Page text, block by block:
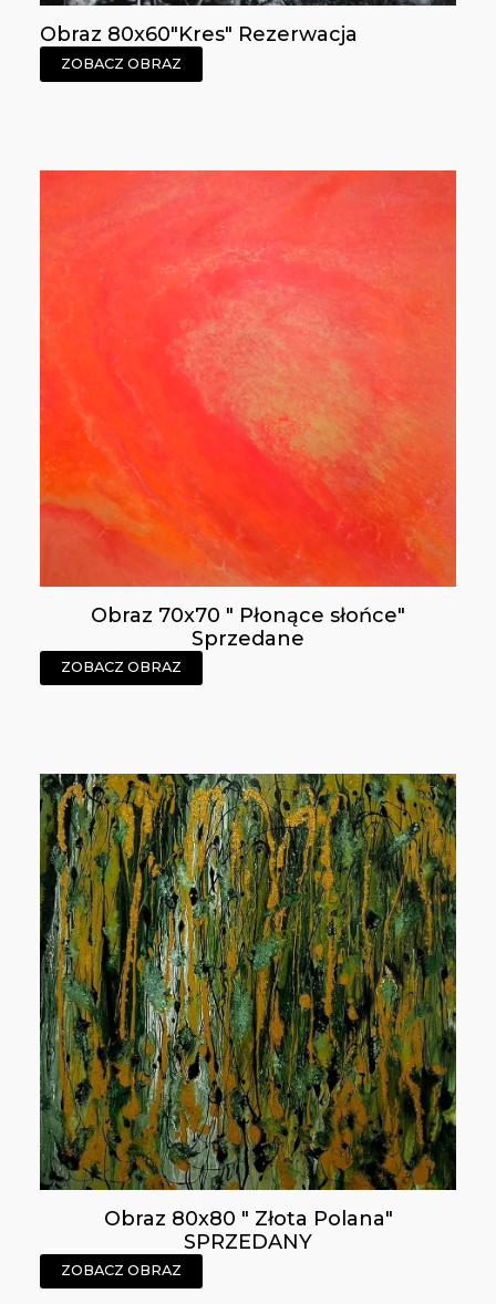
Obraz 80x60"Kres" Rezerwacja
ZOBACZ OBRAZ
Obraz 70x70 " Płonące słońce"
Sprzedane
ZOBACZ OBRAZ
Obraz 80x80 " Złota Polana"
SPRZEDANY
ZOBACZ OBRAZ